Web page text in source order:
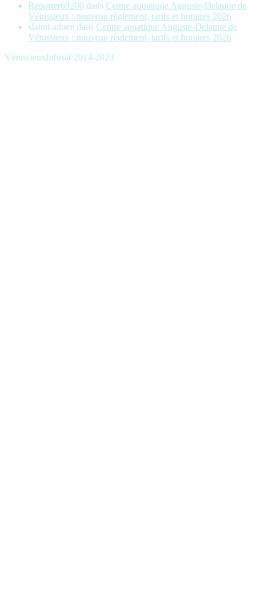
Reporter69200 dans Centre aquatique Auguste-Delaune de
Vénissieux : nouveau règlement, tarifs et horaires 2026
slaimi adnen dans Centre aquatique Auguste-Delaune de
Vénissieux : nouveau règlement, tarifs et horaires 2026
VénissieuxInfos@2014-2023